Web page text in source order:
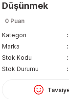
Düşünmek
0 Puan
Kategori
Marka
Stok Kodu
Stok Durumu